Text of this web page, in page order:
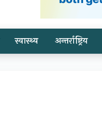
स्वास्थ्य अन्तर्राष्ट्रिय